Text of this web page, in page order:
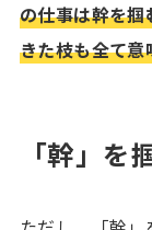
の仕事は幹を
きた枝も全て
「幹」を